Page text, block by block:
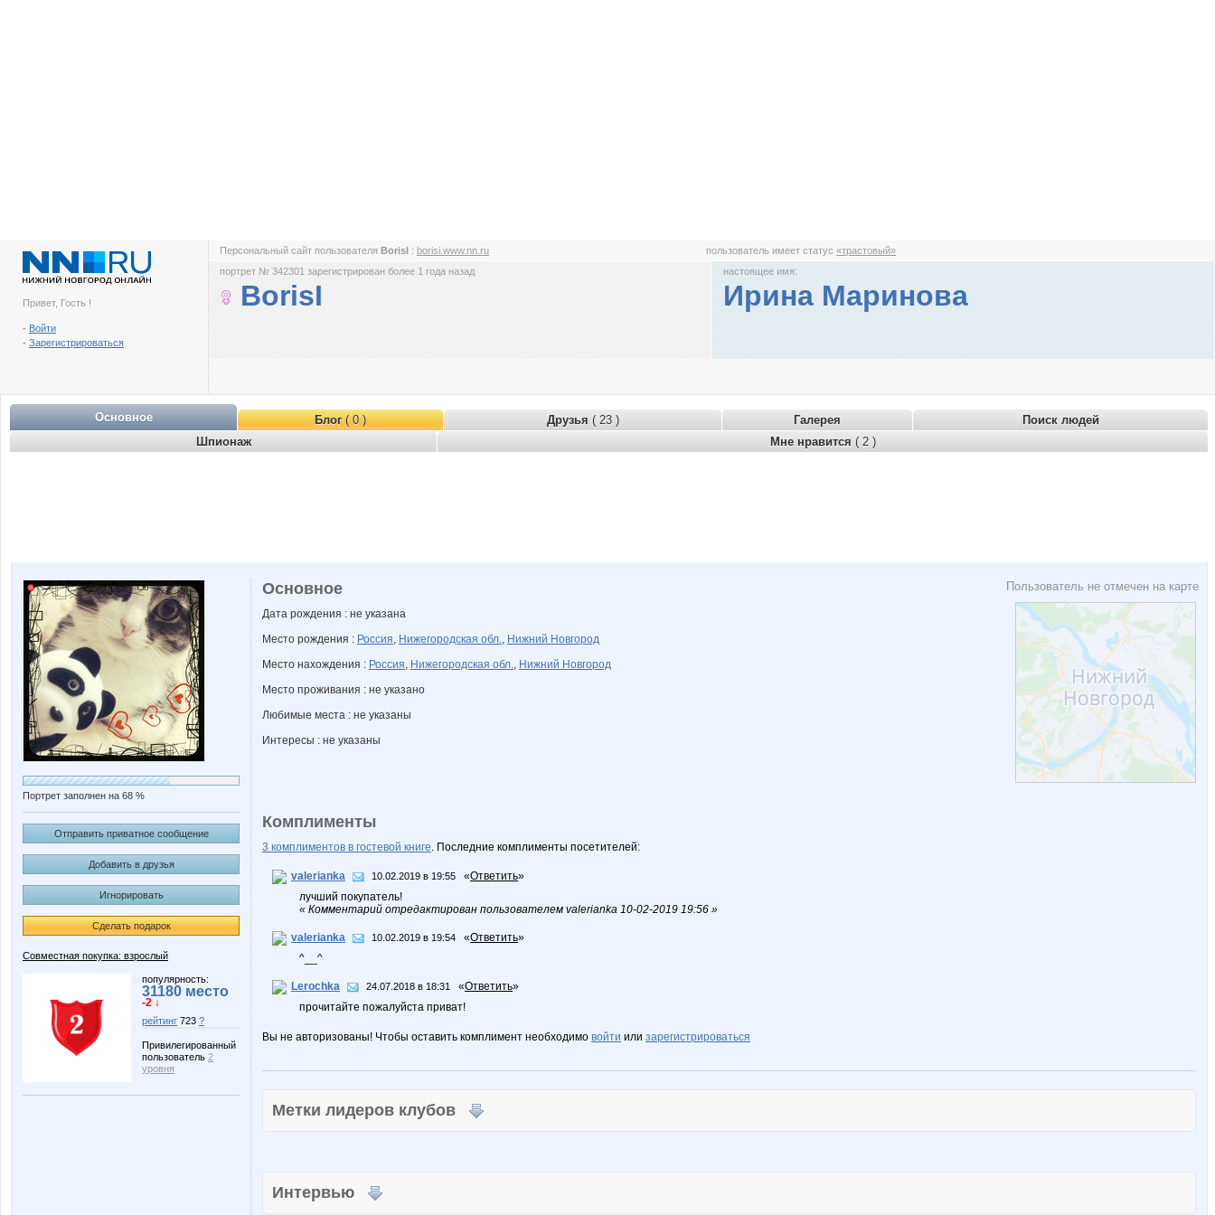
Привет, Гость !
- Войти
- Зарегистрироваться
Персональный сайт пользователя BorisI : borisi.www.nn.ru пользователь имеет статус«трастовый»
портрет № 342301 зарегистрирован более 1 года назад
BorisI
настоящее имя:
Ирина Маринова
Основное Блог( 0 ) Друзья ( 23 ) Галерея
Поиск людей
Шпионаж
Мне нравится ( 2 )
Портрет заполнен на 68 %
Отправить приватное сообщение
Добавить в друзья
Игнорировать
Сделать подарок
Совместная покупка: взрослый
популярность:
31180 место
-2 ↓
рейтинг 723 ?
Привилегированный
пользователь 2
уровня
Пользователь не отмечен на карте
Основное
Дата рождения : не указана
Место рождения : Россия, Нижегородская обл., Нижний Новгород
Место нахождения : Россия, Нижегородская обл., Нижний Новгород
Место проживания : не указано
Любимые места : не указаны
Интересы : не указаны
Комплименты
3 комплиментов в гостевой книге. Последние комплименты посетителей:
valerianka 10.02.2019 в 19:55 «Ответить»
лучший покупатель!
« Комментарий отредактирован пользователем valerianka 10-02-2019 19:56 »
valerianka 10.02.2019 в 19:54 «Ответить»
^__^
Lerochka 24.07.2018 в 18:31 «Ответить»
прочитайте пожалуйста приват!
Вы не авторизованы! Чтобы оставить комплимент необходимо войти или зарегистрироваться
Метки лидеров клубов
Интервью